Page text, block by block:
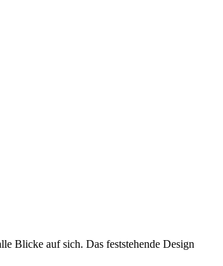
Blicke auf sich. Das feststehende Design